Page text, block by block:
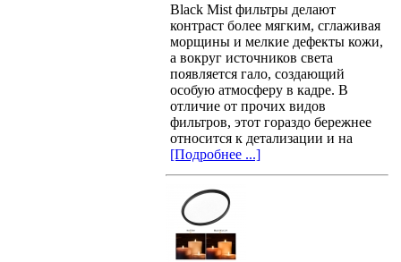
Black Mist фильтры делают
контраст более мягким, сглаживая
морщины и мелкие дефекты кожи,
а вокруг источников света
появляется гало, создающий
особую атмосферу в кадре. В
отличие от прочих видов
фильтров, этот гораздо бережнее
относится к детализации и на
[Подробнее ...]